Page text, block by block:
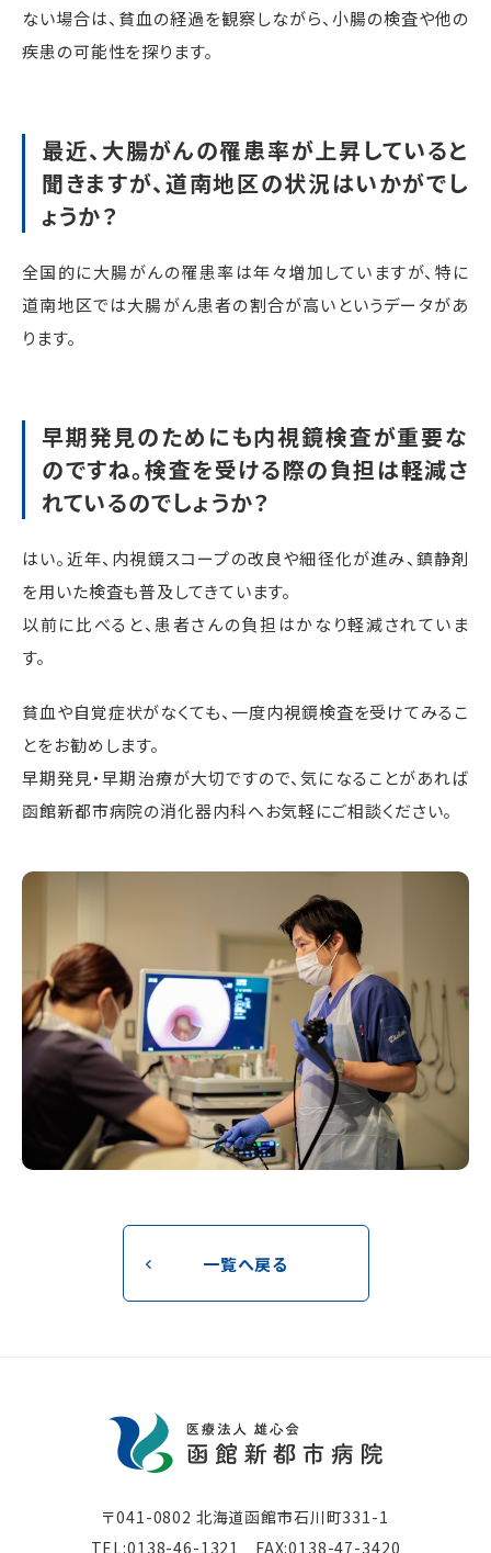
ない場合は、貧血の経過を観察しながら、小腸の検査や他の
疾患の可能性を探ります。
最近、大腸がんの罹患率が上昇していると
聞きますが、道南地区の状況はいかがでし
ょうか？
全国的に大腸がんの罹患率は年々増加していますが、特に
道南地区では大腸がん患者の割合が高いというデータがあ
ります。
早期発見のためにも内視鏡検査が重要な
のですね。検査を受ける際の負担は軽減さ
れているのでしょうか？
はい。近年、内視鏡スコープの改良や細径化が進み、鎮静剤
を用いた検査も普及してきています。
以前に比べると、患者さんの負担はかなり軽減されていま
す。
貧血や自覚症状がなくても、一度内視鏡検査を受けてみるこ
とをお勧めします。
早期発見・早期治療が大切ですので、気になることがあれば
函館新都市病院の消化器内科へお気軽にご相談ください。
一覧へ戻る
〒041-0802 北海道函館市⽯川町331-1
TEL:0138-46-1321 FAX:0138-47-3420